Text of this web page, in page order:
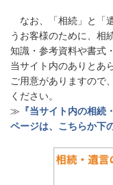
なお、「相続」と「
うお客様のために、相
知識・参考資料や書式
当サイト内のありとあ
ご用意がありますので
ください。
≫ 『当サイト内の相続
ページは、こちらか下